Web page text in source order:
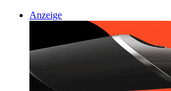
Anzeige